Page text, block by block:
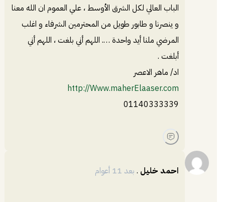
الباب العالي لكل الشرق الأوسط ، علي العموم ان الله معنا
و ينصرنا و طابور طويل من المحترمين الشرفاء و اغلب
المرضي ملنا أيد واحدة …. اللهم أني بلغت ، اللهم أني
أبلغت .
اد/ ماهر اﻻعصر
http://Www.maherElaaser.com
01140333339
احمد خليل . بعد 11 أعوام